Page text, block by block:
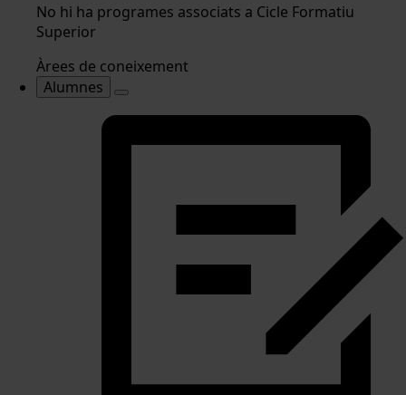
No hi ha programes associats a Cicle Formatiu
Superior
Àrees de coneixement
Alumnes